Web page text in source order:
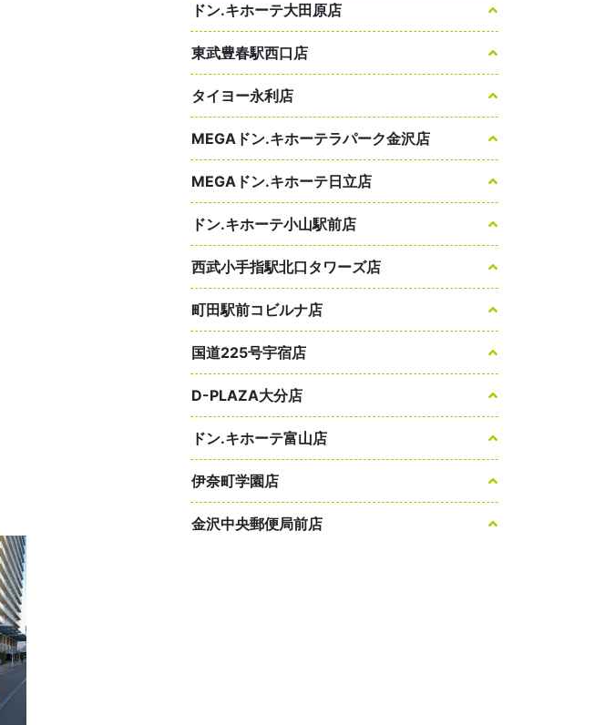
ドン.キホーテ大田原店
東武豊春駅西口店
タイヨー永利店
MEGAドン.キホーテラパーク金沢店
MEGAドン.キホーテ日立店
ドン.キホーテ小山駅前店
西武小手指駅北口タワーズ店
町田駅前コビルナ店
国道225号宇宿店
D-PLAZA大分店
ドン.キホーテ富山店
伊奈町学園店
金沢中央郵便局前店